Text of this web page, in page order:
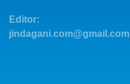
Editor:
jindagani.com@gmail.com